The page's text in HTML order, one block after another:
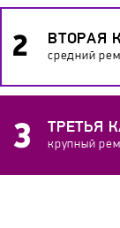
ВТОРАЯ
средний
ТРЕТЬЯ
крупный